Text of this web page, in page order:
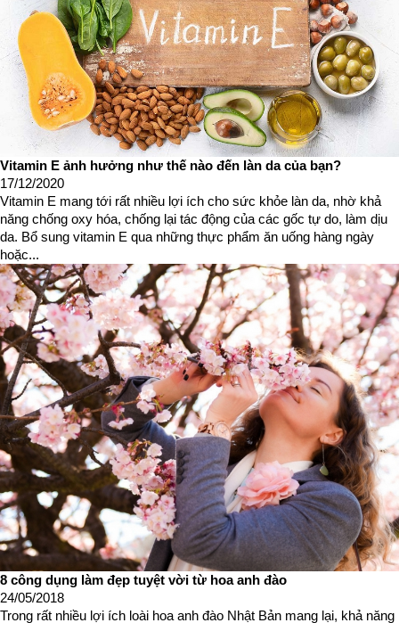
Vitamin E ảnh hưởng như thế nào đến làn da của bạn?
17/12/2020
Vitamin E mang tới rất nhiều lợi ích cho sức khỏe làn da, nhờ khả
năng chống oxy hóa, chống lại tác động của các gốc tự do, làm dịu
da. Bổ sung vitamin E qua những thực phẩm ăn uống hàng ngày
hoặc...
8 công dụng làm đẹp tuyệt vời từ hoa anh đào
24/05/2018
Trong rất nhiều lợi ích loài hoa anh đào Nhật Bản mang lại, khả năng